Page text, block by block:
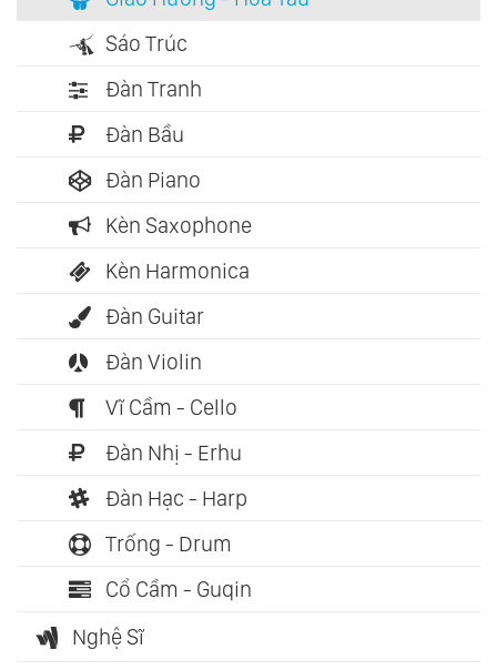
Sáo Trúc
Đàn Tranh
Đàn Bầu
Đàn Piano
Kèn Saxophone
Kèn Harmonica
Đàn Guitar
Đàn Violin
Vĩ Cầm - Cello
Đàn Nhị - Erhu
Đàn Hạc - Harp
Trống - Drum
Cổ Cầm - Guqin
Nghệ Sĩ